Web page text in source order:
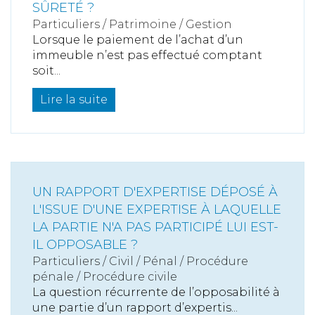
SÛRETÉ ?
Particuliers / Patrimoine / Gestion
Lorsque le paiement de l’achat d’un
immeuble n’est pas effectué comptant
soit...
Lire la suite
UN RAPPORT D'EXPERTISE DÉPOSÉ À
L'ISSUE D'UNE EXPERTISE À LAQUELLE
LA PARTIE N'A PAS PARTICIPÉ LUI EST-
IL OPPOSABLE ?
Particuliers / Civil / Pénal / Procédure
pénale / Procédure civile
La question récurrente de l’opposabilité à
une partie d’un rapport d’expertis...